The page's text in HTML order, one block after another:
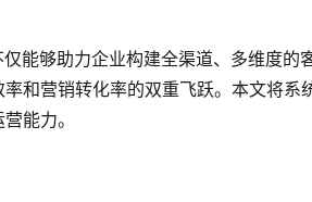
仅能够助力企业构建全渠道、多维度的
和营销转化率的双重飞跃。本文将系
能力。